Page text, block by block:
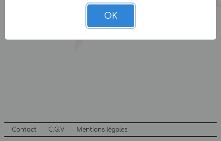
Contact C.G.V Mentions légales
OK